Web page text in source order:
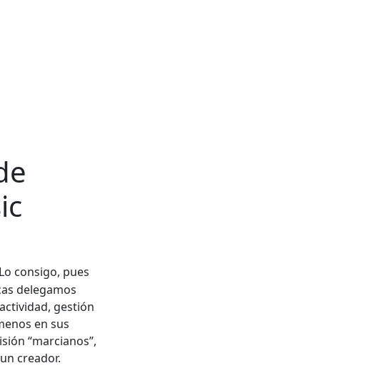
Lo consigo, pues
delegamos
gestión
en sus
“marcianos”,
creador.